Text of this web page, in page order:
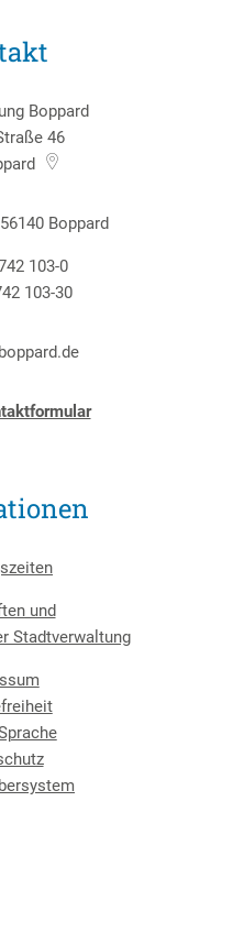
Boppard
46
Boppard
103-0
103-30
und
Stadtverwaltung